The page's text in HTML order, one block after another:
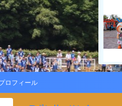
ロフィール